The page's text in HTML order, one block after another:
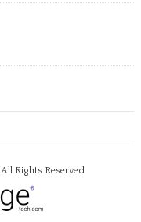
Rights Reserved